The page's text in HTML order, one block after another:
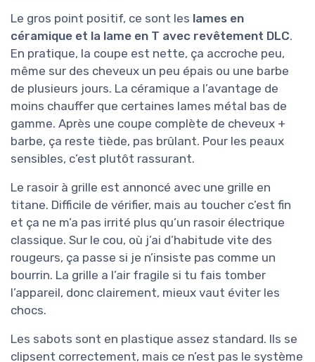
Le gros point positif, ce sont les lames en
céramique et la lame en T avec revêtement DLC.
En pratique, la coupe est nette, ça accroche peu,
même sur des cheveux un peu épais ou une barbe
de plusieurs jours. La céramique a l’avantage de
moins chauffer que certaines lames métal bas de
gamme. Après une coupe complète de cheveux +
barbe, ça reste tiède, pas brûlant. Pour les peaux
sensibles, c’est plutôt rassurant.
Le rasoir à grille est annoncé avec une grille en
titane. Difficile de vérifier, mais au toucher c’est fin
et ça ne m’a pas irrité plus qu’un rasoir électrique
classique. Sur le cou, où j’ai d’habitude vite des
rougeurs, ça passe si je n’insiste pas comme un
bourrin. La grille a l’air fragile si tu fais tomber
l’appareil, donc clairement, mieux vaut éviter les
chocs.
Les sabots sont en plastique assez standard. Ils se
clipsent correctement, mais ce n’est pas le système